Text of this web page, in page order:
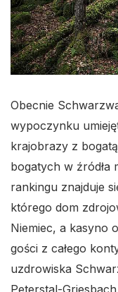
Obecnie
wypoczynku
krajobrazy z
bogatych w źródła
rankingu znajduje
którego dom
Niemiec, a kasyno
gości z całego
uzdrowiska
Peterstal-